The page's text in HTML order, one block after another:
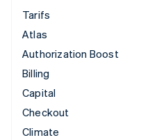
Tarifs
Atlas
Authorization Boost
Billing
Capital
Checkout
Climate